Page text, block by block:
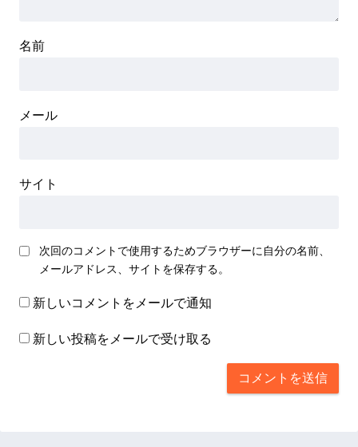
名前
メール
サイト
次回のコメントで使用するためブラウザーに自分の名前、
メールアドレス、サイトを保存する。
新しいコメントをメールで通知
新しい投稿をメールで受け取る